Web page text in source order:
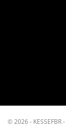
© 2026 -